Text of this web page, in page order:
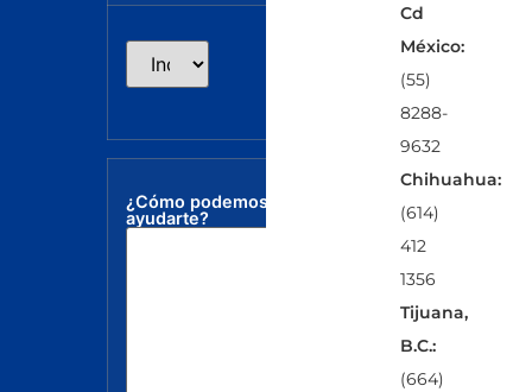
¿Cómo podemos
ayudarte?
Cd
México:
(55)
8288-
9632
Chihuahua:
(614)
412
1356
Tijuana,
B.C.:
(664)